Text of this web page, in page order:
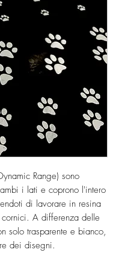
Range) sono
i lati e coprono l'intero
di lavorare in resina
A differenza delle
solo trasparente e bianco,
dei disegni.